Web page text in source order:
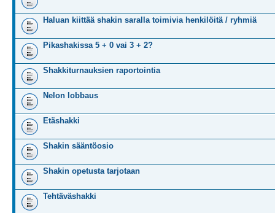
Haluan kiittää shakin saralla toimivia henkilöitä / ryhmiä
Pikashakissa 5 + 0 vai 3 + 2?
Shakkiturnauksien raportointia
Nelon lobbaus
Etäshakki
Shakin sääntöosio
Shakin opetusta tarjotaan
Tehtäväshakki